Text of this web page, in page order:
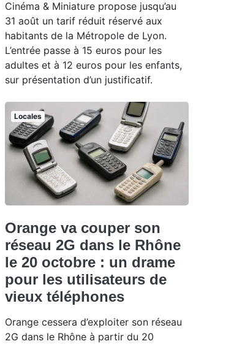
Cinéma & Miniature propose jusqu’au
31 août un tarif réduit réservé aux
habitants de la Métropole de Lyon.
L’entrée passe à 15 euros pour les
adultes et à 12 euros pour les enfants,
sur présentation d’un justificatif.
Locales
Orange va couper son
réseau 2G dans le Rhône
le 20 octobre : un drame
pour les utilisateurs de
vieux téléphones
Orange cessera d’exploiter son réseau
2G dans le Rhône à partir du 20